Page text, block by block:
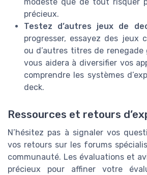
précieux.
Testez d’autres jeux de
progresser, essayez des jeux
ou d’autres titres de renegade
vous aidera à diversifier vos
comprendre les systèmes
deck.
Ressources et retours
N’hésitez pas à signaler vos
vos retours sur les forums
communauté. Les évaluations et
précieux pour affiner votre